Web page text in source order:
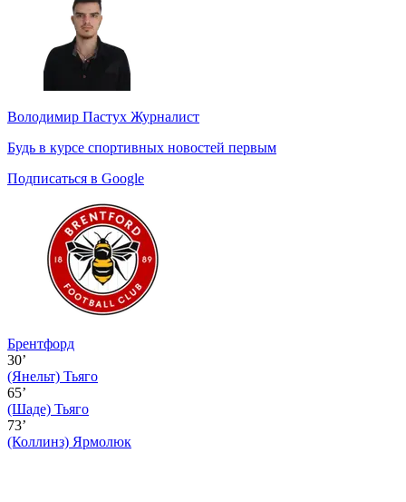
Володимир Пастух Журналист
Будь в курсе спортивных новостей первым
Подписаться в Google
Брентфорд
30’
(Янельт) Тьяго
65’
(Шаде) Тьяго
73’
(Коллинз) Ярмолюк